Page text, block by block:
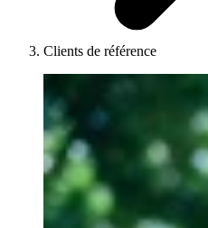
Clients de référence